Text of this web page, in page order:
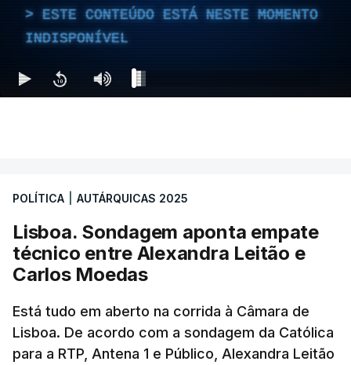
ESTE CONTEÚDO ESTÁ NESTE MOMENTO
INDISPONÍVEL
POLÍTICA AUTÁRQUICAS 2025
Lisboa. Sondagem aponta empate
técnico entre Alexandra Leitão e
Carlos Moedas
Está tudo em aberto na corrida à Câmara de
Lisboa. De acordo com a sondagem da Católica
para a RTP, Antena 1 e Público, Alexandra Leitão